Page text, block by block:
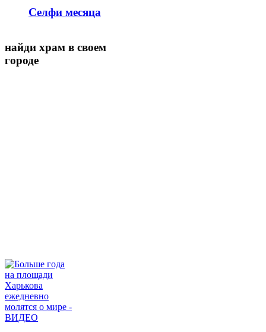
Селфи месяца
найди храм в своем
городе